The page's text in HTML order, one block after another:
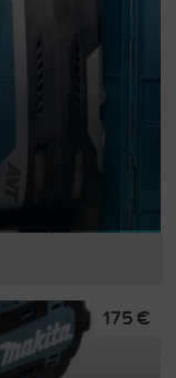
175 €